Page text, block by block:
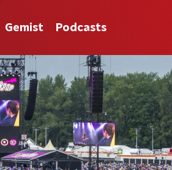
Gemist Podcasts